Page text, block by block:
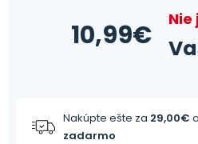
10,99€ Nie
Nakúpte ešte za 29,00€
zadarmo